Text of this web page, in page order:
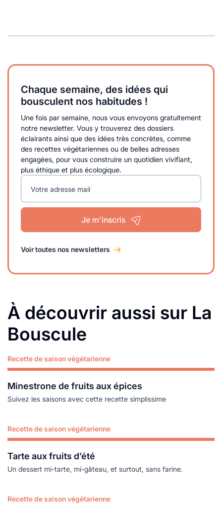
Chaque semaine, des idées qui
bousculent nos habitudes !
Une fois par semaine, nous vous envoyons gratuitement
notre newsletter. Vous y trouverez des dossiers
éclairants ainsi que des idées très concrètes, comme
des recettes végétariennes ou de belles adresses
engagées, pour vous construire un quotidien vivifiant,
plus éthique et plus écologique.
Votre adresse mail
Je m'inscris
Voir toutes nos newsletters
À découvrir aussi sur La
Bouscule
Recette de saison végétarienne
Minestrone de fruits aux épices
Suivez les saisons avec cette recette simplissime
Lire plus
Recette de saison végétarienne
Tarte aux fruits d’été
Un dessert mi-tarte, mi-gâteau, et surtout, sans farine.
Lire plus
Recette de saison végétarienne
Lire plus